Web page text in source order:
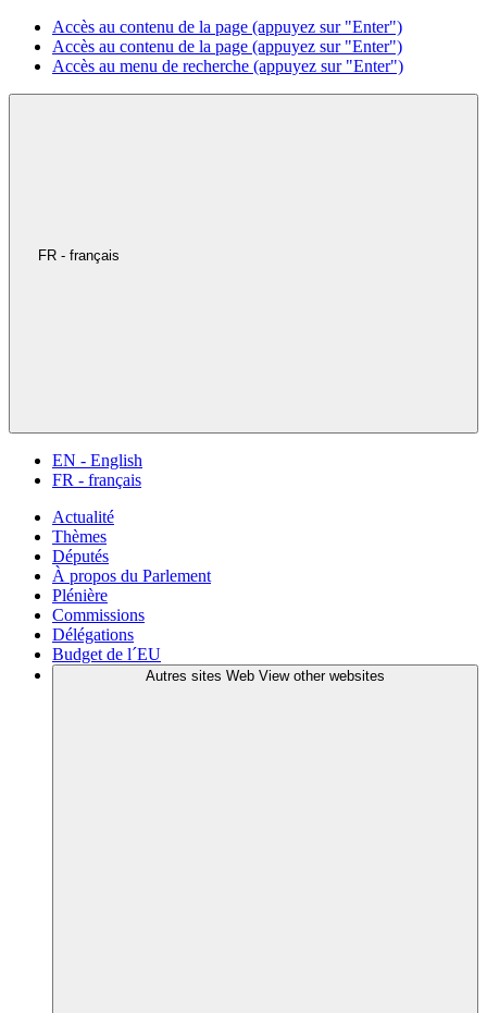
Accès au contenu de la page (appuyez sur "Enter")
Accès au contenu de la page (appuyez sur "Enter")
Accès au menu de recherche (appuyez sur "Enter")
FR - français
EN - English
FR - français
Actualité
Thèmes
Députés
À propos du Parlement
Plénière
Commissions
Délégations
Budget de l´EU
Autres sites Web View other websites